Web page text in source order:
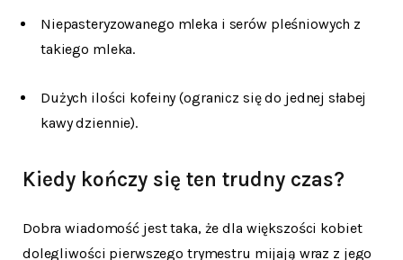
Niepasteryzowanego mleka i serów pleśniowych z
takiego mleka.
Dużych ilości kofeiny (ogranicz się do jednej słabej
kawy dziennie).
Kiedy kończy się ten trudny czas?
Dobra wiadomość jest taka, że dla większości kobiet
dolegliwości pierwszego trymestru mijają wraz z jego